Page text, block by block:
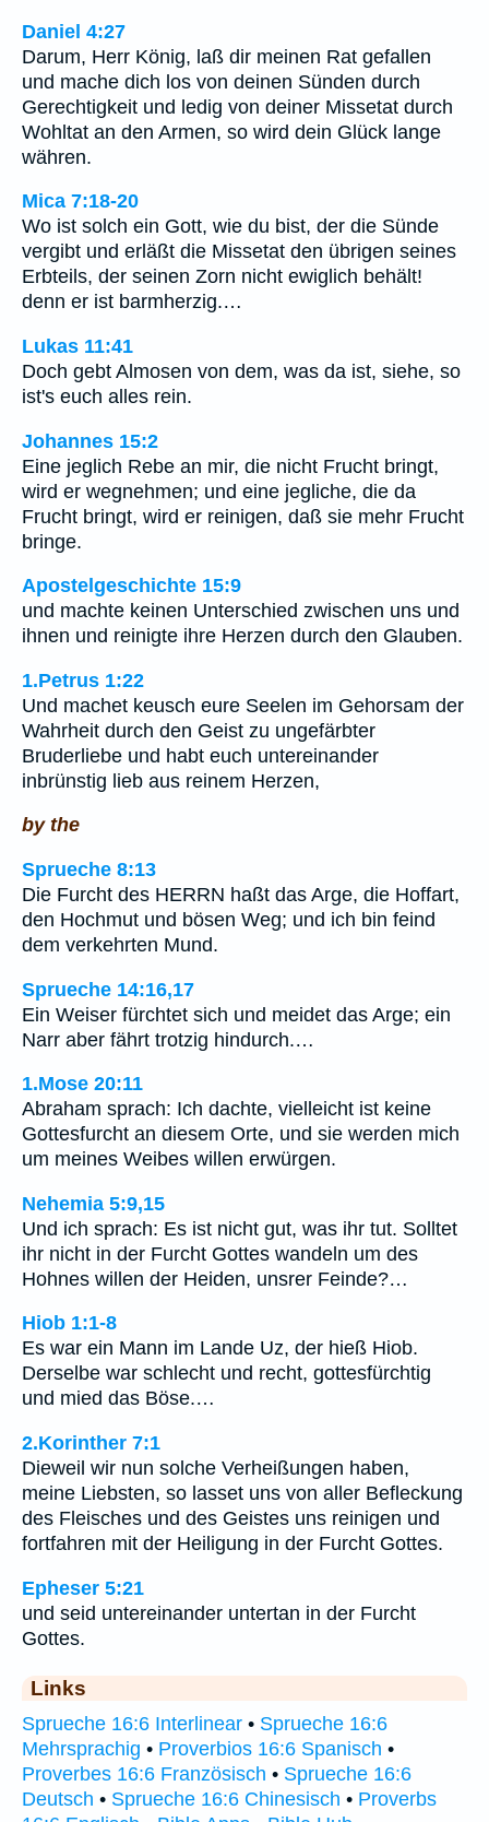
Daniel 4:27
Darum, Herr König, laß dir meinen Rat gefallen
und mache dich los von deinen Sünden durch
Gerechtigkeit und ledig von deiner Missetat durch
Wohltat an den Armen, so wird dein Glück lange
währen.
Mica 7:18-20
Wo ist solch ein Gott, wie du bist, der die Sünde
vergibt und erläßt die Missetat den übrigen seines
Erbteils, der seinen Zorn nicht ewiglich behält!
denn er ist barmherzig.…
Lukas 11:41
Doch gebt Almosen von dem, was da ist, siehe, so
ist's euch alles rein.
Johannes 15:2
Eine jeglich Rebe an mir, die nicht Frucht bringt,
wird er wegnehmen; und eine jegliche, die da
Frucht bringt, wird er reinigen, daß sie mehr Frucht
bringe.
Apostelgeschichte 15:9
und machte keinen Unterschied zwischen uns und
ihnen und reinigte ihre Herzen durch den Glauben.
1.Petrus 1:22
Und machet keusch eure Seelen im Gehorsam der
Wahrheit durch den Geist zu ungefärbter
Bruderliebe und habt euch untereinander
inbrünstig lieb aus reinem Herzen,
by the
Sprueche 8:13
Die Furcht des HERRN haßt das Arge, die Hoffart,
den Hochmut und bösen Weg; und ich bin feind
dem verkehrten Mund.
Sprueche 14:16,17
Ein Weiser fürchtet sich und meidet das Arge; ein
Narr aber fährt trotzig hindurch.…
1.Mose 20:11
Abraham sprach: Ich dachte, vielleicht ist keine
Gottesfurcht an diesem Orte, und sie werden mich
um meines Weibes willen erwürgen.
Nehemia 5:9,15
Und ich sprach: Es ist nicht gut, was ihr tut. Solltet
ihr nicht in der Furcht Gottes wandeln um des
Hohnes willen der Heiden, unsrer Feinde?…
Hiob 1:1-8
Es war ein Mann im Lande Uz, der hieß Hiob.
Derselbe war schlecht und recht, gottesfürchtig
und mied das Böse.…
2.Korinther 7:1
Dieweil wir nun solche Verheißungen haben,
meine Liebsten, so lasset uns von aller Befleckung
des Fleisches und des Geistes uns reinigen und
fortfahren mit der Heiligung in der Furcht Gottes.
Epheser 5:21
und seid untereinander untertan in der Furcht
Gottes.
Links
Sprueche 16:6 Interlinear • Sprueche 16:6
Mehrsprachig • Proverbios 16:6 Spanisch •
Proverbes 16:6 Französisch • Sprueche 16:6
Deutsch • Sprueche 16:6 Chinesisch • Proverbs